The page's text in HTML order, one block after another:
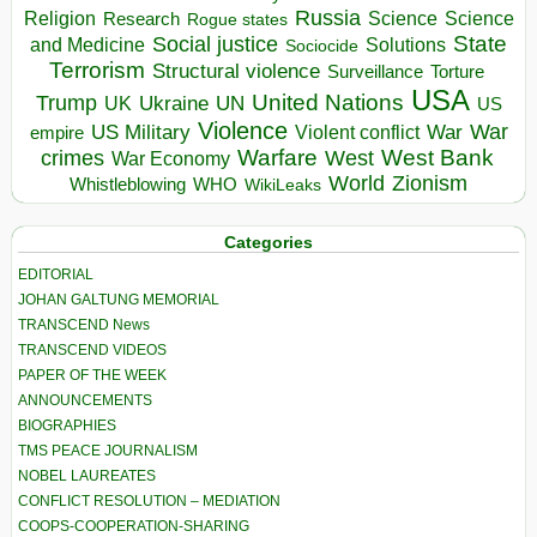
Religion Research Rogue states Russia Science Science
and Medicine Social justice Sociocide Solutions State
Terrorism Structural violence Surveillance Torture
Trump UK Ukraine UN United Nations USA US
empire US Military Violence Violent conflict War War
crimes War Economy Warfare West West Bank
Whistleblowing WHO WikiLeaks World Zionism
Categories
EDITORIAL
JOHAN GALTUNG MEMORIAL
TRANSCEND News
TRANSCEND VIDEOS
PAPER OF THE WEEK
ANNOUNCEMENTS
BIOGRAPHIES
TMS PEACE JOURNALISM
NOBEL LAUREATES
CONFLICT RESOLUTION – MEDIATION
COOPS-COOPERATION-SHARING